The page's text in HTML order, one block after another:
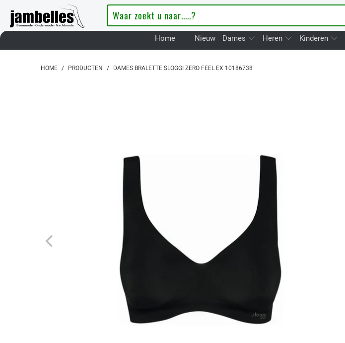
Home Nieuw Dames Heren Kinderen
HOME / PRODUCTEN / DAMES BRALETTE SLOGGI ZERO FEEL EX 10186738